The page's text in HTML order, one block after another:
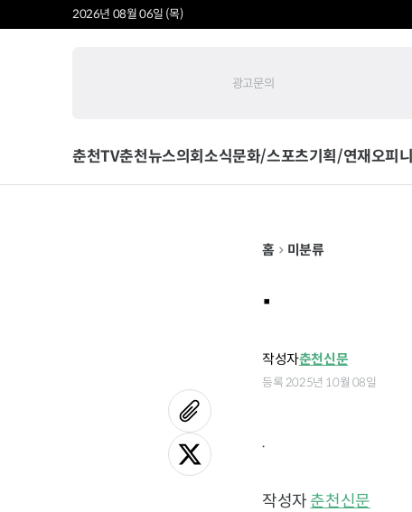
2026년 08월 06일 (목)
광고문의
춘천TV춘천뉴스의회소식문화/스포츠기획/연재오피
홈 미분류
.
작성자춘천신문
등록 2025년 10월 08일
.
작성자 춘천신문